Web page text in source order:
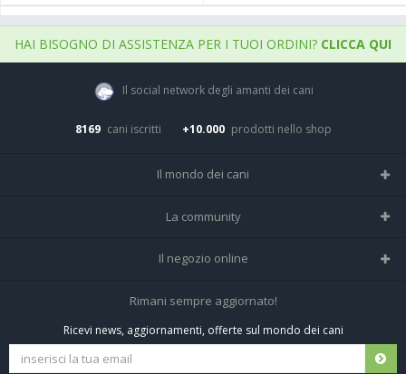
HAI BISOGNO DI ASSISTENZA PER I TUOI ORDINI? CLICCA QUI
Il social network degli amanti dei cani
8169 cani iscritti +10.000 prodotti nello shop
Il mondo dei cani
Tutte le razze
La community
Home
Tutti i cani iscritti
Il negozio online
Negozio per cani
Spedizioni e resi
Rimani sempre aggiornato!
Ricevi news, aggiornamenti, offerte sul mondo dei cani